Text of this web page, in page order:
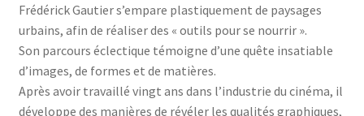
Frédérick Gautier s’empare plastiquement de paysages
urbains, afin de réaliser des « outils pour se nourrir ».
Son parcours éclectique témoigne d’une quête insatiable
d’images, de formes et de matières.
Après avoir travaillé vingt ans dans l’industrie du cinéma, il
développe des manières de révéler les qualités graphiques,